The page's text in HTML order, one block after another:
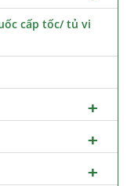
cấp tốc/ tủ vi